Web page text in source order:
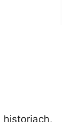
historiach,